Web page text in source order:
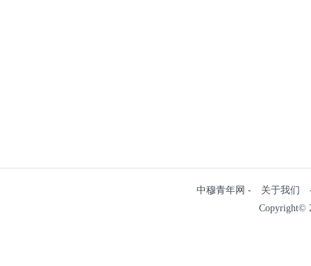
中穆青年网 - 关于我们
Copyright©